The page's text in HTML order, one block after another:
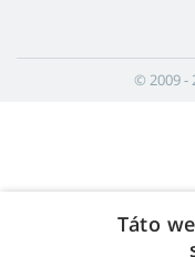
© 2009 -
Táto